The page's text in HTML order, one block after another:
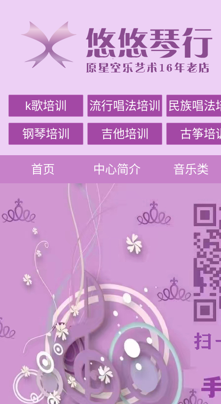
k歌培训 流行唱法培训 民族唱法
钢琴培训 吉他培训 古筝培
首页 中心简介 音乐类